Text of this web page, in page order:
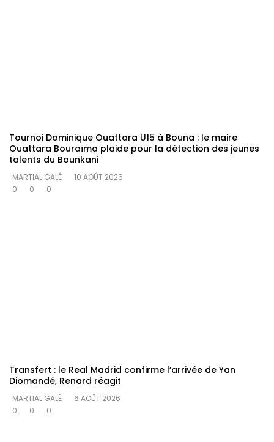
Tournoi Dominique Ouattara U15 à Bouna : le maire
Ouattara Bouraïma plaide pour la détection des jeunes
talents du Bounkani
MARTIAL GALÉ
10 AOÛT 2026
0
0 0
Transfert : le Real Madrid confirme l’arrivée de Yan
Diomandé, Renard réagit
MARTIAL GALÉ
6 AOÛT 2026
0
0 0